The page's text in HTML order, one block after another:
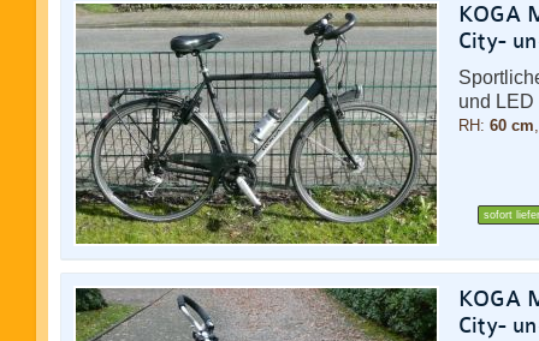
KOGA
City-
und LED
RH: 60 cm
sofort
KOGA
City-